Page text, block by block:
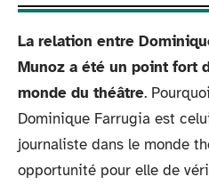
La relation entre
Munoz a été un point fort
monde du théâtre.
Dominique Farrugia est
journaliste dans le monde
opportunité pour elle de